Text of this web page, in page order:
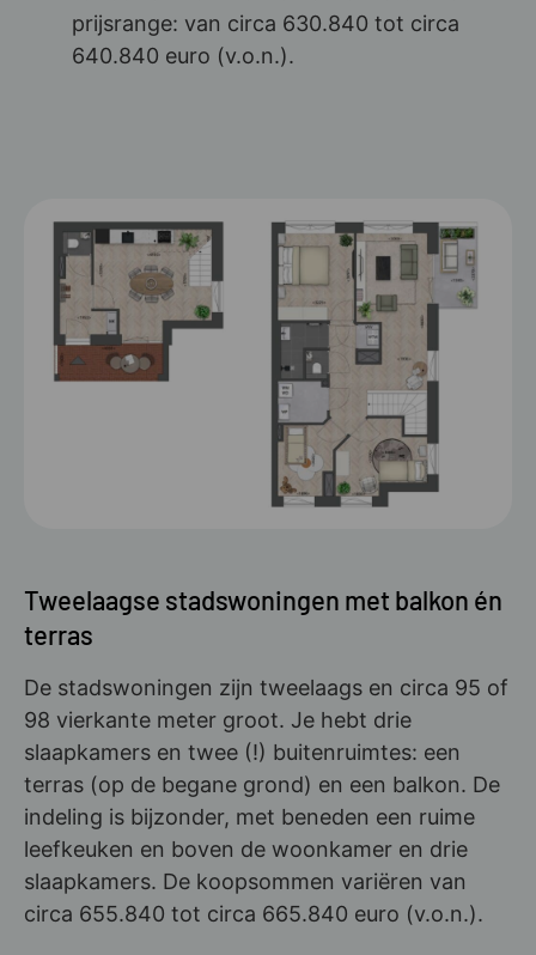
prijsrange: van circa 630.840 tot circa
640.840 euro (v.o.n.).
Tweelaagse stadswoningen met balkon én
terras
De stadswoningen zijn tweelaags en circa 95 of
98 vierkante meter groot. Je hebt drie
slaapkamers en twee (!) buitenruimtes: een
terras (op de begane grond) en een balkon. De
indeling is bijzonder, met beneden een ruime
leefkeuken en boven de woonkamer en drie
slaapkamers. De koopsommen variëren van
circa 655.840 tot circa 665.840 euro (v.o.n.).